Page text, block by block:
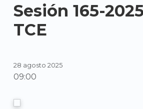
Sesión 165-
TCE
28 agosto 2025
09:00